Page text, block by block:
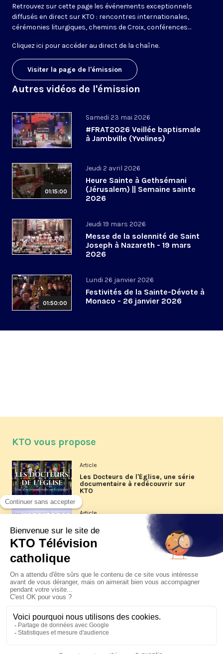
Retrouvez sur cette page les événements exceptionnels
diffusés en direct sur KTO : rencontres internationales,
cérémonies liturgiques, chemins de Croix, conférences…
Cliquez ici pour accéder au direct de la chaîne.
Visiter la page de l'émission
Autres vidéos de l'émission
Samedi 23 mai 2026
#FRAT2026 Veillée baptismale
à Jambville (Yvelines)
01:15:00
Jeudi 2 avril 2026
Heure Sainte à Gethsémani
(Jérusalem) || Semaine sainte
2026
Jeudi 19 mars 2026
Messe de la solennité de Saint
Joseph à Nazareth - 19 mars
2026
01:50:00
Lundi 26 janvier 2026
Festivités de la Sainte-Dévote à
Monaco - 26 janvier 2026
KTO vous propose
Article
Les Docteurs de l'Église, une série
documentaire à redécouvrir sur
KTO
Article
Les reportages d'été 2026 de KTO
La visite pastorale du pape Léon
XIV à Assise à suivre sur KTO le
jeudi 6 août
Le pape en Uruguay, Argentine et
Pérou du 6 au 17 novembre 2026